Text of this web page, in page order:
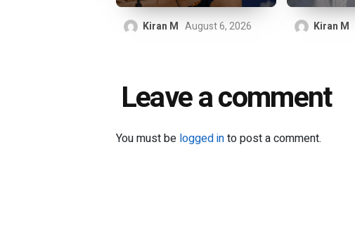
Kiran M August 6, 2026 Kiran M
Leave a comment
You must be logged into post a comment.